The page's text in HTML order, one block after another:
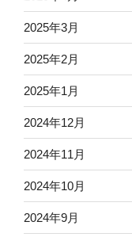
2025年3月
2025年2月
2025年1月
2024年12月
2024年11月
2024年10月
2024年9月